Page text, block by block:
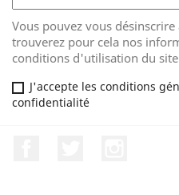
Vous pouvez vous
trouverez pour cela nos
conditions d'utilisation du
J'accepte les conditions
confidentialité